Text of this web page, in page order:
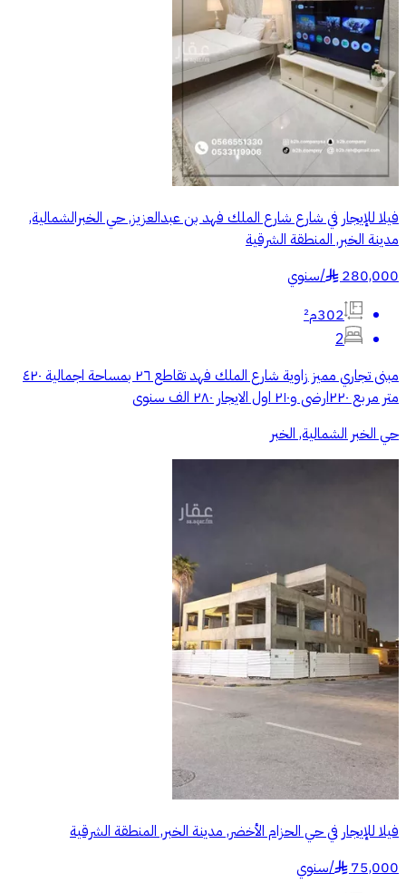
فيلا للإيجار في شارع شارع الملك فهد بن عبدالعزيز, حي الخبرالشمالية,
مدينة الخبر, المنطقة الشرقية
280,000
§
/سنوي
302م²
2
مبنى تجاري مميز زاوية شارع الملك فهد تقاطع ٢٦ بمساحة اجمالية ٤٢٠
متر مربع ٢٢٠ارضى و٢١٠ اول الايجار ٢٨٠ الف سنوى
حي الخبر الشمالية, الخبر
فيلا للإيجار في حي الحزام الأخضر, مدينة الخبر, المنطقة الشرقية
75,000
§
/سنوي